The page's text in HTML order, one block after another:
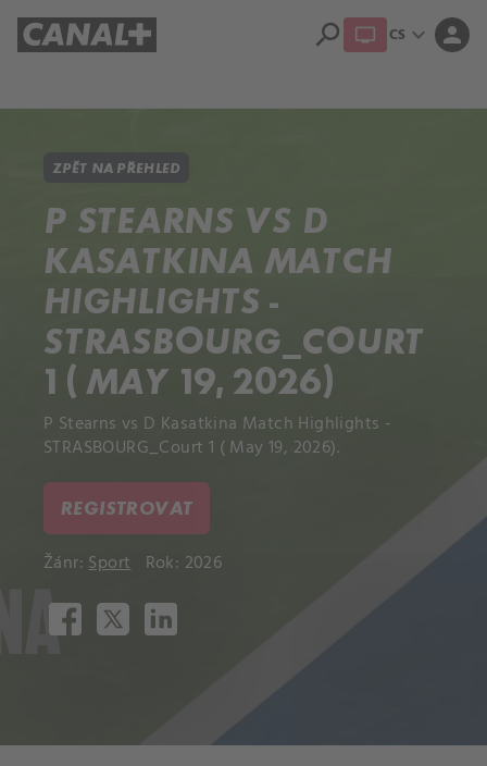
search CS expand_more person
ZPĚT NA PŘEHLED
P STEARNS VS D
KASATKINA MATCH
HIGHLIGHTS -
STRASBOURG_COURT
1 ( MAY 19, 2026)
P Stearns vs D Kasatkina Match Highlights -
STRASBOURG_Court 1 ( May 19, 2026).
REGISTROVAT
Žánr:Sport Rok: 2026